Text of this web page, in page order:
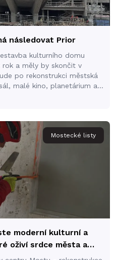
následovat Prior
kulturního domu
rok a měly by skončit v
po rekonstrukci městská
malé kino, planetárium a
téměř jednu miliardu
Mostecké listy
moderní kulturní a
oživí srdce města a
vzdělávání a